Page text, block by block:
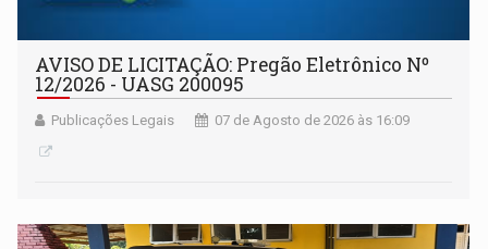
AVISO DE LICITAÇÃO: Pregão Eletrônico Nº
12/2026 - UASG 200095
Publicações Legais 07 de Agosto de 2026 às 16:09